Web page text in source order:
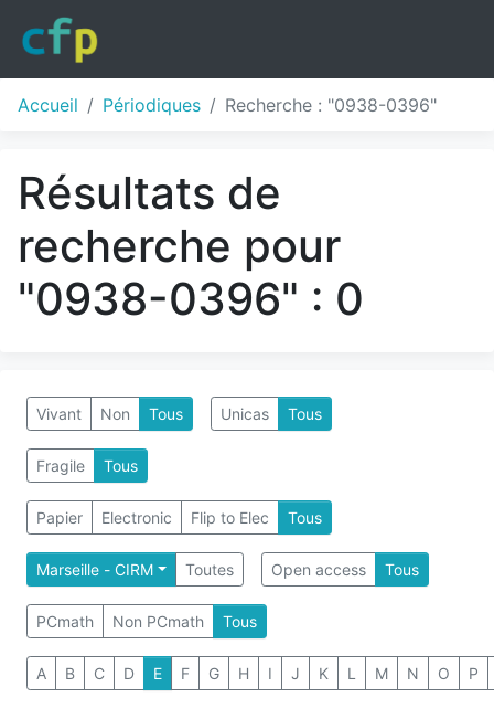
Accueil Périodiques Recherche : "0938-0396"
Résultats de
recherche pour
"0938-0396" : 0
Vivant Non Tous Unicas Tous
Fragile Tous
Papier Electronic Flip to Elec Tous
Marseille - CIRM Toutes Open access Tous
PCmath Non PCmath Tous
A B C D E F G H I J K L M N O P